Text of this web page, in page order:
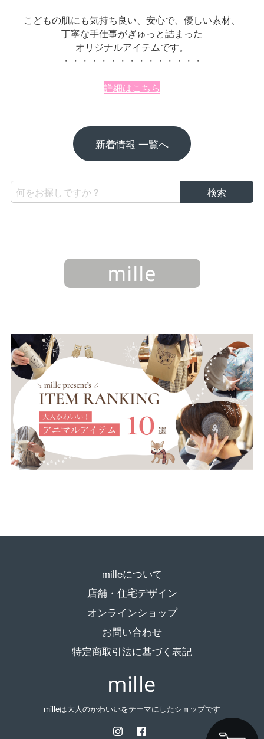
こどもの肌にも気持ち良い、 安心で、優しい素材、
丁寧な手仕事がぎゅっと詰まった
オリジナルアイテムです。
・・・・・・・・・・・・・・・
詳細はこちら
新着情報 一覧へ
milleについて
店舗・住宅デザイン
オンラインショップ
お問い合わせ
特定商取引法に基づく表記
milleは大人のかわいいをテーマにしたショップです